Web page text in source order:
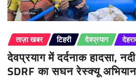
ताज़ा खबर टिहरी देवप्रयाग
देवप्रयाग में दर्दनाक हादसा,
SDRF का सघन रेस्क्यू